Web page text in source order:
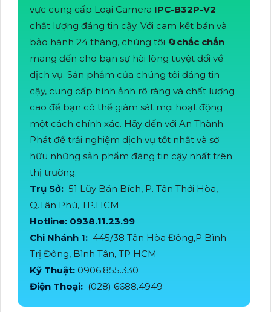
vực cung cấp Loại Camera IPC-B32P-V2
chất lượng đáng tin cậy. Với cam kết bán và
bảo hành 24 tháng, chúng tôi 🔄chắc chắn
mang đến cho bạn sự hài lòng tuyệt đối về
dịch vụ. Sản phẩm của chúng tôi đáng tin
cậy, cung cấp hình ảnh rõ ràng và chất lượng
cao để bạn có thể giám sát mọi hoạt động
một cách chính xác. Hãy đến với An Thành
Phát để trải nghiệm dịch vụ tốt nhất và sở
hữu những sản phẩm đáng tin cậy nhất trên
thị trường.
Trụ Sở: 51 Lũy Bán Bích, P. Tân Thới Hòa,
Q.Tân Phú, TP.HCM
Hotline: 0938.11.23.99
Chi Nhánh 1: 445/38 Tân Hòa Đông,P Bình
Trị Đông, Bình Tân, TP HCM
Kỹ Thuật: 0906.855.330
Điện Thoại: (028) 6688.4949